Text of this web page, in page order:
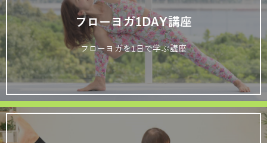
フローヨガ1DAY講座
フローヨガを1日で学ぶ講座